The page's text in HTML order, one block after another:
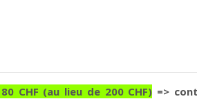
CHF (au lieu de 200 CHF) =>